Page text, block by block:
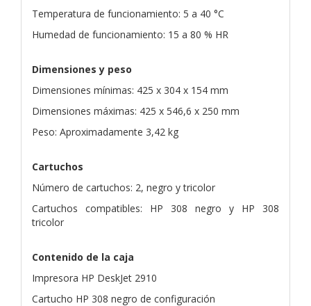
Temperatura de funcionamiento: 5 a 40 °C
Humedad de funcionamiento: 15 a 80 % HR
Dimensiones y peso
Dimensiones mínimas: 425 x 304 x 154 mm
Dimensiones máximas: 425 x 546,6 x 250 mm
Peso: Aproximadamente 3,42 kg
Cartuchos
Número de cartuchos: 2, negro y tricolor
Cartuchos compatibles: HP 308 negro y HP 308
tricolor
Contenido de la caja
Impresora HP DeskJet 2910
Cartucho HP 308 negro de configuración